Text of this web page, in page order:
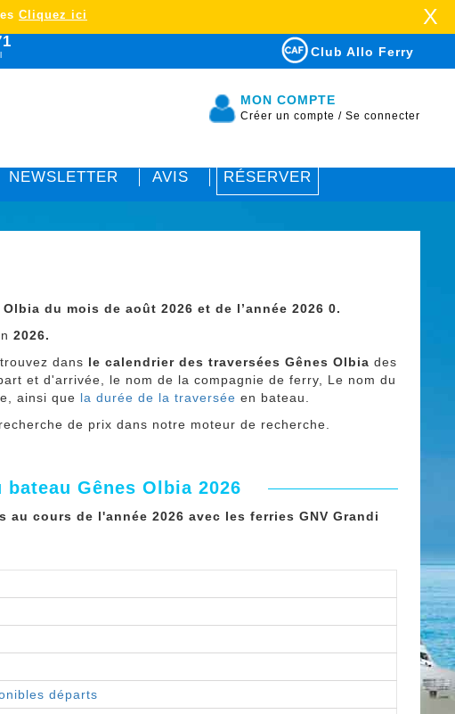
Club Allo Ferry
MON COMPTE
Créer un compte / Se connecter
NEWSLETTER AVIS RÉSERVER
Cliquez ici X
du mois de août 2026 et de l’année 2026 0.
2026.
dans le calendrier des traversées Gênes Olbia des
et d'arrivée, le nom de la compagnie de ferry, Le nom du
ainsi que la durée de la traversée en bateau.
de prix dans notre moteur de recherche.
Gênes Olbia 2026
cours de l'année 2026 avec les ferries GNV Grandi
départs